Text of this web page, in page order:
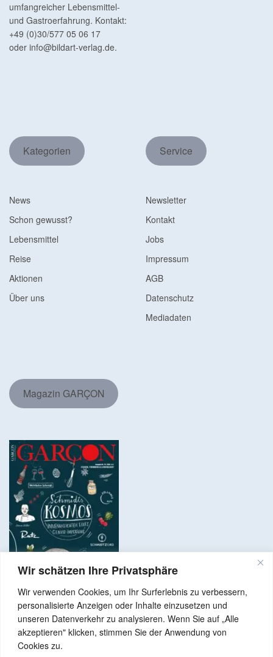
Wir schätzen Ihre Privatsphäre
Wir verwenden Cookies, um Ihr Surferlebnis zu verbessern,
personalisierte Anzeigen oder Inhalte einzusetzen und
unseren Datenverkehr zu analysieren. Wenn Sie auf „Alle
akzeptieren" klicken, stimmen Sie der Anwendung von
Cookies zu.
umfangreicher Lebensmittel-
und Gastroerfahrung. Kontakt:
+49 (0)30/577 05 06 17
oder info@bildart-verlag.de.
Kategorien
News
Schon gewusst?
Lebensmittel
Reise
Aktionen
Über uns
Service
Newsletter
Kontakt
Jobs
Impressum
AGB
Datenschutz
Mediadaten
Magazin GARÇON
Copyright © 2024 Alle Rechte vorbehalten. GenussNetzwerk.com